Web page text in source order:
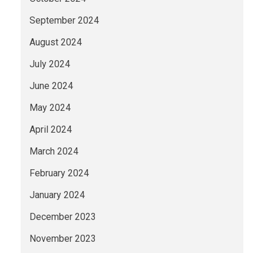
September 2024
August 2024
July 2024
June 2024
May 2024
April 2024
March 2024
February 2024
January 2024
December 2023
November 2023